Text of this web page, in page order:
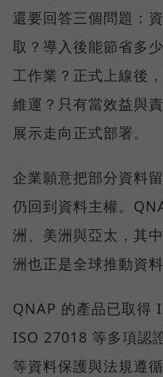
還要回答三個問題：
取？導入後能節省多
工作業？正式上線後
維運？只有當效益與
展示走向正式部署。
企業願意把部分資料
仍回到資料主權。
洲、美洲與亞太，其
洲也正是全球推動資
QNAP 的產品已取得
ISO 27018 等多項認
等資料保護與法規遵